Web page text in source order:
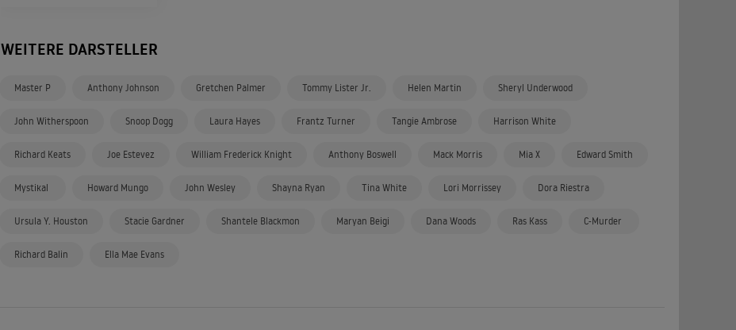
WEITERE DARSTELLER
Master P Anthony Johnson Gretchen Palmer Tommy Lister Jr. Helen Martin Sheryl Underwood
John Witherspoon Snoop Dogg Laura Hayes Frantz Turner Tangie Ambrose Harrison White
Richard Keats Joe Estevez William Frederick Knight Anthony Boswell Mack Morris Mia X Edward Smith
Mystikal Howard Mungo John Wesley Shayna Ryan Tina White Lori Morrissey Dora Riestra
Ursula Y. Houston Stacie Gardner Shantele Blackmon Maryan Beigi Dana Woods Ras Kass C-Murder
Richard Balin Ella Mae Evans